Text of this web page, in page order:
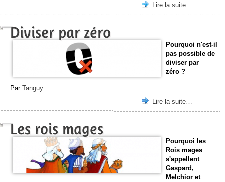
Lire la suite…
Diviser par zéro
Pourquoi n'est-il
pas possible de
diviser par
zéro ?
Par Tanguy
Lire la suite…
Les rois mages
Pourquoi les
Rois mages
s'appellent
Gaspard,
Melchior et